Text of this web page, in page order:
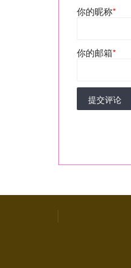
你的昵称*
你的邮箱*
提交评论